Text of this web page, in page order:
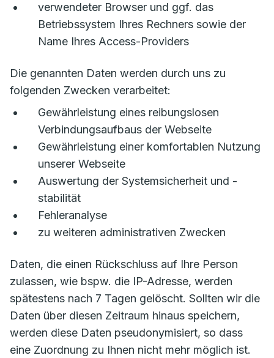
verwendeter Browser und ggf. das
Betriebssystem Ihres Rechners sowie der
Name Ihres Access-Providers
Die genannten Daten werden durch uns zu
folgenden Zwecken verarbeitet:
Gewährleistung eines reibungslosen
Verbindungsaufbaus der Webseite
Gewährleistung einer komfortablen Nutzung
unserer Webseite
Auswertung der Systemsicherheit und -
stabilität
Fehleranalyse
zu weiteren administrativen Zwecken
Daten, die einen Rückschluss auf Ihre Person
zulassen, wie bspw. die IP-Adresse, werden
spätestens nach 7 Tagen gelöscht. Sollten wir die
Daten über diesen Zeitraum hinaus speichern,
werden diese Daten pseudonymisiert, so dass
eine Zuordnung zu Ihnen nicht mehr möglich ist.